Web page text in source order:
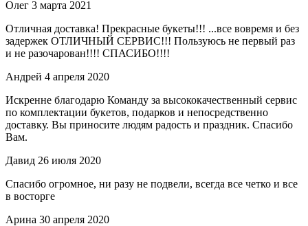
Олег 3 марта 2021
Отличная доставка! Прекрасные букеты!!! ...все вовремя и без
задержек ОТЛИЧНЫЙ СЕРВИС!!! Пользуюсь не первый раз
и не разочарован!!!! СПАСИБО!!!!
Андрей 4 апреля 2020
Искренне благодарю Команду за высококачественный сервис
по комплектации букетов, подарков и непосредственно
доставку. Вы приносите людям радость и праздник. Спасибо
Вам.
Давид 26 июля 2020
Спасибо огромное, ни разу не подвели, всегда все четко и все
в восторге
Арина 30 апреля 2020